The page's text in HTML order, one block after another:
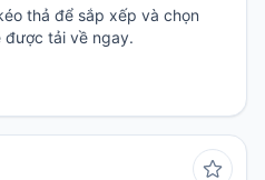
thả để sắp xếp và chọn
được tải về ngay.